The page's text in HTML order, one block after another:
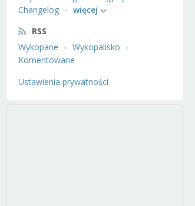
Changelog
więcej
RSS
Wykopane
Wykopalisko
Komentowane
Ustawienia prywatności